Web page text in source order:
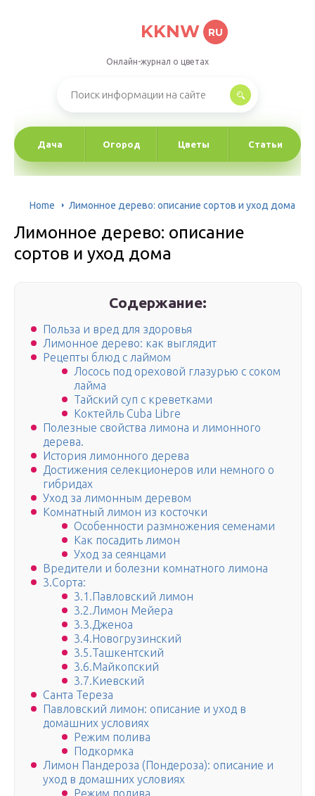
KKNW RU
Онлайн-журнал о цветах
Дача Огород Цветы Статьи
Home Лимонное дерево: описание сортов и уход дома
Лимонное дерево: описание
сортов и уход дома
Содержание:
Польза и вред для здоровья
Лимонное дерево: как выглядит
Рецепты блюд с лаймом
Лосось под ореховой глазурью с соком
лайма
Тайский суп с креветками
Коктейль Cuba Libre
Полезные свойства лимона и лимонного
дерева.
История лимонного дерева
Достижения селекционеров или немного о
гибридах
Уход за лимонным деревом
Комнатный лимон из косточки
Особенности размножения семенами
Как посадить лимон
Уход за сеянцами
Вредители и болезни комнатного лимона
3.Сорта:
3.1.Павловский лимон
3.2.Лимон Мейера
3.3.Дженоа
3.4.Новогрузинский
3.5.Ташкентский
3.6.Майкопский
3.7.Киевский
Санта Тереза
Павловский лимон: описание и уход в
домашних условиях
Режим полива
Подкормка
Лимон Пандероза (Пондероза): описание и
уход в домашних условиях
Режим полива